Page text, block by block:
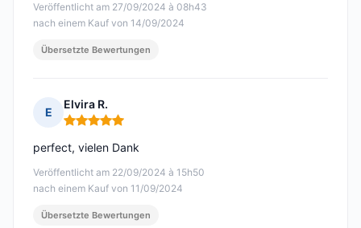
Veröffentlicht am 27/09/2024 à 08h43
nach einem Kauf von 14/09/2024
Übersetzte Bewertungen
E
Elvira R.
Hinweis: 5 von 5
Veröffentlicht am 22/09/2024 à 15h50
nach einem Kauf von 11/09/2024
perfect, vielen Dank
Übersetzte Bewertungen